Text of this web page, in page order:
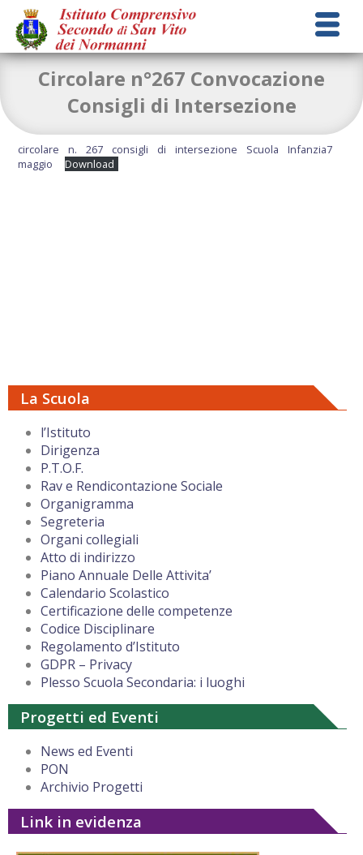
La Scuola
l’Istituto
Dirigenza
P.T.O.F.
Rav e Rendicontazione Sociale
Organigramma
Segreteria
Organi collegiali
Atto di indirizzo
Piano Annuale Delle Attivita’
Calendario Scolastico
Certificazione delle competenze
Codice Disciplinare
Regolamento d’Istituto
GDPR – Privacy
Plesso Scuola Secondaria: i luoghi
Progetti ed Eventi
News ed Eventi
PON
Archivio Progetti
Link in evidenza
Circolare n°267 Convocazione
Consigli di Intersezione
circolare n. 267 consigli di intersezione Scuola Infanzia7
maggio
Download